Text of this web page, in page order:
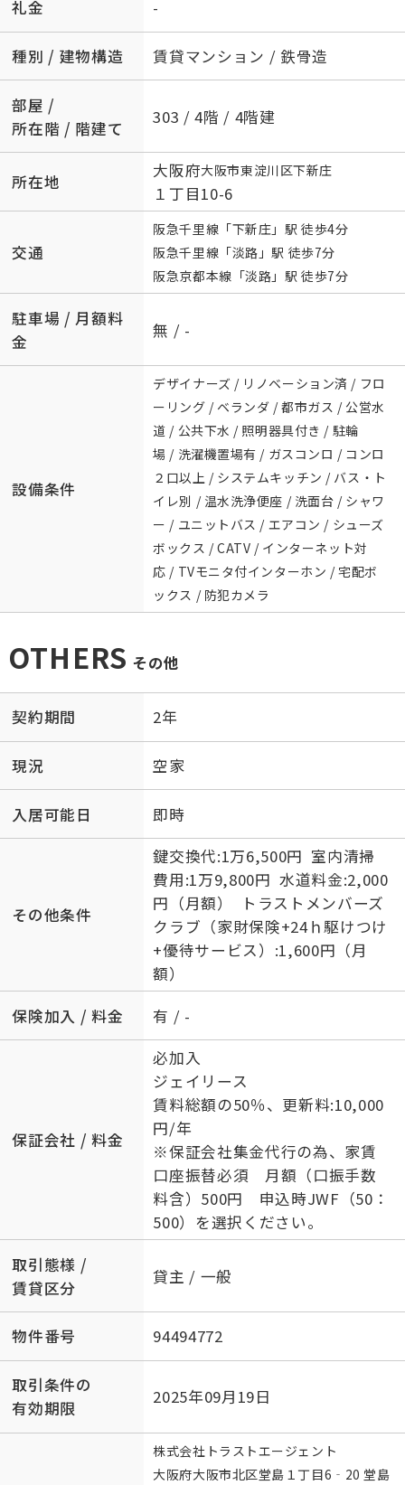
礼金 -
種別 / 建物構造 賃貸マンション / 鉄骨造
部屋 /
所在階 / 階建て
303 / 4階 / 4階建
所在地
大阪府大阪市東淀川区下新庄
１丁目10-6
交通
阪急千里線 「下新庄 」駅 徒歩4分
阪急千里線 「淡路 」駅 徒歩7分
阪急京都本線 「淡路 」駅 徒歩7分
駐車場 / 月額料
金
無 / -
設備条件
デザイナーズ / リノベーション済 / フロ
ーリング / ベランダ / 都市ガス / 公営水
道 / 公共下水 / 照明器具付き / 駐輪
場 / 洗濯機置場有 / ガスコンロ / コンロ
２口以上 / システムキッチン / バス・ト
イレ別 / 温水洗浄便座 / 洗面台 / シャワ
ー / ユニットバス / エアコン / シューズ
ボックス / CATV / インターネット対
応 / TVモニタ付インターホン / 宅配ボ
ックス / 防犯カメラ
OTHERS その他
契約期間 2年
現況 空家
入居可能日 即時
その他条件
鍵交換代:1万6,500円 室内清掃
費用:1万9,800円 水道料金:2,000
円（月額） トラストメンバーズ
クラブ（家財保険+24ｈ駆けつけ
+優待サービス）:1,600円（月
額）
保険加入 / 料金
有 / -
保証会社 / 料金
必加入
ジェイリース
賃料総額の50％、更新料:10,000
円/年
※保証会社集金代行の為、家賃
口座振替必須 月額（口振手数
料含）500円 申込時JWF（50：
500）を選択ください。
取引態様 /
賃貸区分
貸主 / 一般
物件番号 94494772
取引条件の
有効期限
2025年09月19日
株式会社トラストエージェント
大阪府大阪市北区堂島１丁目6‐20 堂島